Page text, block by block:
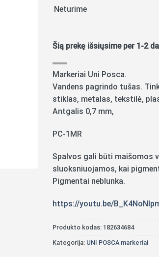
Neturime
Šią prekę išsiųsime per 1-2
Markeriai Uni Posca.
Vandens pagrindo tušas.
stiklas, metalas, tekstilė,
Antgalis 0,7 mm,
PC-1MR
Spalvos gali būti maišomos
sluoksniuojamos, kai
Pigmentai neblunka.
https://youtu.be/
Produkto kodas: 182634684
Kategorija: UNI POSCA markeriai